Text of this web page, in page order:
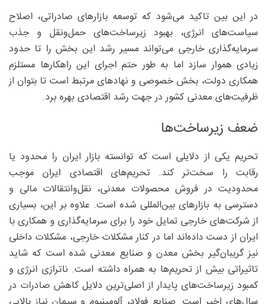
در این بین تاکید می‌شود که توسعه بازارهای صادراتی، اصلاح
سیاست‌های انرژی، بهبود زیرساخت‌های حمل‌ونقل و جذب
سرمایه‌گذاری خارجی می‌تواند مسیر رشد این بخش را تا حدود
زیادی هموار سازد اما به طور حتم اجرای این راهکارها مستلزم
همکاری دولت، بخش خصوصی و نهادهای مرتبط است تا بتوان از
ظرفیت‌های معدنی کشور در جهت رشد اقتصادی بهره برد.
ضعف زیرساخت‌ها
تحریم یکی از دلایلی است که توانسته بازار ایران را محدود یا
رقابت را سخت‌تر کند. تحریم‌های اقتصادی ایران موجب
محدودیت در فروش محصولات معدنی، نقل‌وانتقالات مالی و
دسترسی به بازارهای بین‌المللی شده است. علاوه بر این، بسیاری
از شرکت‌های خارجی تمایل خود را برای سرمایه‌گذاری و همکاری با
ایران از دست داده‌اند اما در کنار مشکلات خارجی، مشکلات داخلی
نیز گریبان‌گیر بخش معدن و صنایع معدنی شده است که شاید
تاثیراتی بیش از تحریم‌ها به همراه داشته است. ناترازی انرژی و
کمبود زیرساخت‌های پایدار از اصلی‌ترین دلایل کاهش صادرات در